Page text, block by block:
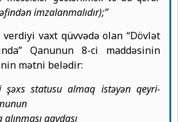
imzalanmalıdır);”
verdiyi vaxt qüvvədə olan “Dövlət
Qanunun 8-ci maddəsinin
mətni belədir:
statusu almaq istəyən qeyri-
qaydası